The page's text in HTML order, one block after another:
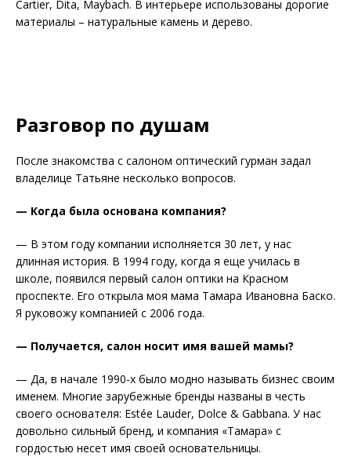
Cartier, Dita, Maybach. В интерьере использованы дорогие
материалы – натуральные камень и дерево.
Разговор по душам
После знакомства с салоном оптический гурман задал
владелице Татьяне несколько вопросов.
— Когда была основана компания?
— В этом году компании исполняется 30 лет, у нас
длинная история. В 1994 году, когда я еще училась в
школе, появился первый салон оптики на Красном
проспекте. Его открыла моя мама Тамара Ивановна Баско.
Я руковожу компанией с 2006 года.
— Получается, салон носит имя вашей мамы?
— Да, в начале 1990-х было модно называть бизнес своим
именем. Многие зарубежные бренды названы в честь
своего основателя: Estée Lauder, Dolce & Gabbana. У нас
довольно сильный бренд, и компания «Тамара» с
гордостью несет имя своей основательницы.